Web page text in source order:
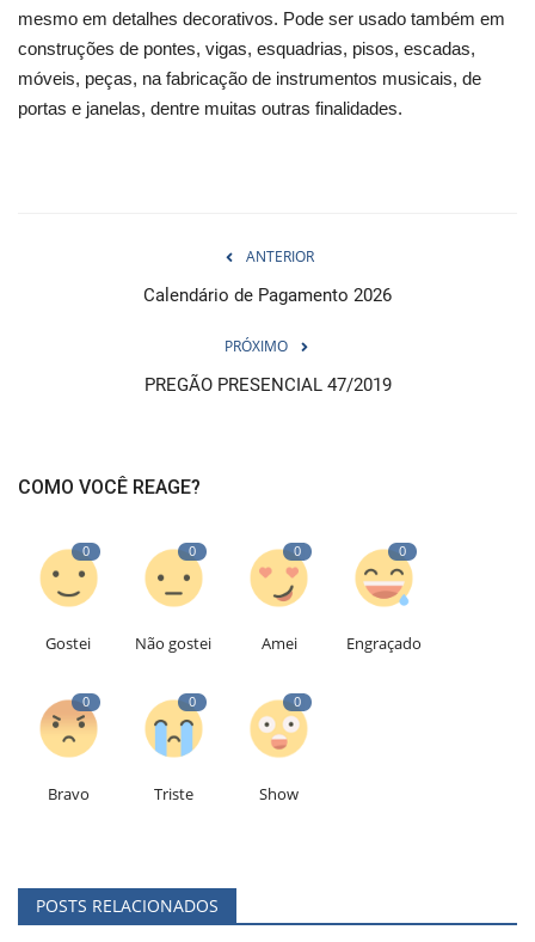
mesmo em detalhes decorativos. Pode ser usado também em
construções de pontes, vigas, esquadrias, pisos, escadas,
móveis, peças, na fabricação de instrumentos musicais, de
portas e janelas, dentre muitas outras finalidades.
ANTERIOR
Calendário de Pagamento 2026
PRÓXIMO
PREGÃO PRESENCIAL 47/2019
COMO VOCÊ REAGE?
0
Gostei
0
Não gostei
0
Amei
0
Engraçado
0
Bravo
0
Triste
0
Show
POSTS RELACIONADOS